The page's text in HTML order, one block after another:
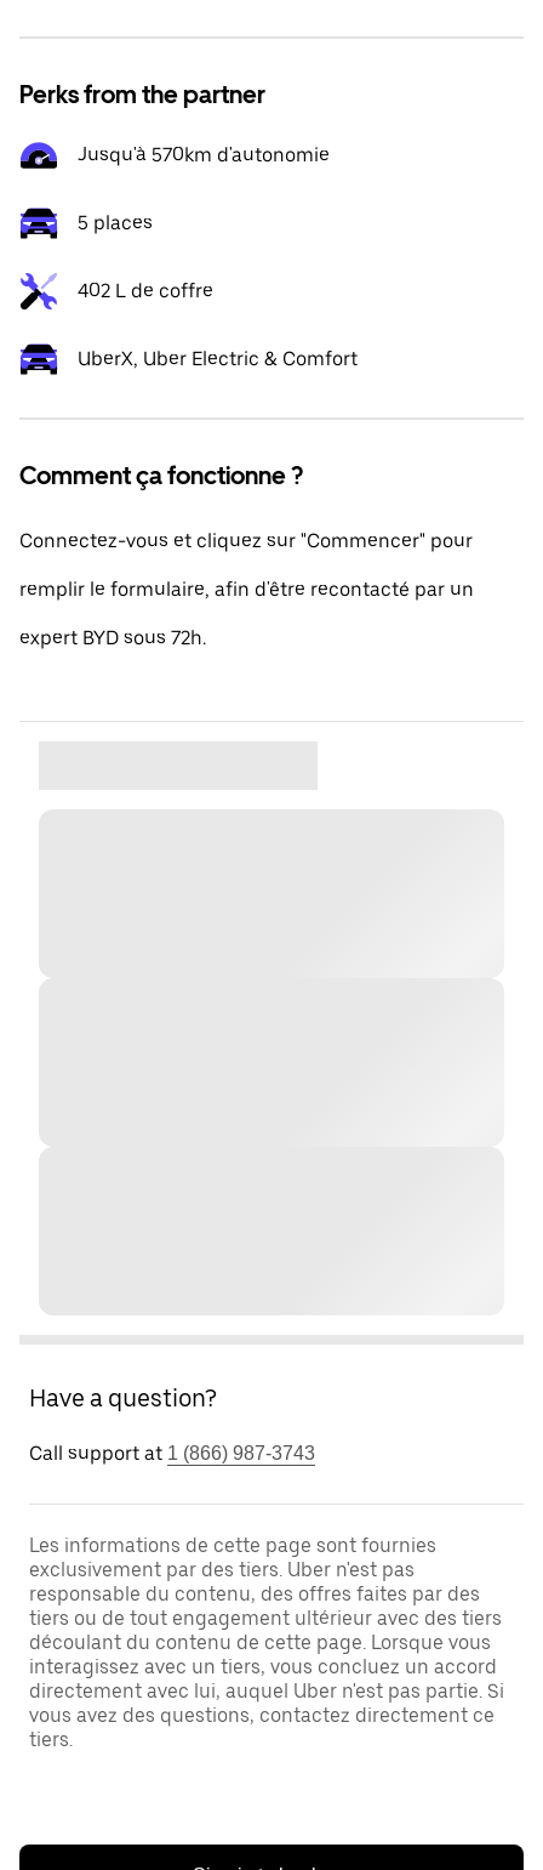
Perks from the partner
Jusqu'à 570km d'autonomie
5 places
402 L de coffre
UberX, Uber Electric & Comfort
Comment ça fonctionne ?
Connectez-vous et cliquez sur "Commencer" pour
remplir le formulaire, afin d'être recontacté par un
expert BYD sous 72h.
Have a question?
Call support at 1 (866) 987-3743
Les informations de cette page sont fournies
exclusivement par des tiers. Uber n'est pas
responsable du contenu, des offres faites par des
tiers ou de tout engagement ultérieur avec des tiers
découlant du contenu de cette page. Lorsque vous
interagissez avec un tiers, vous concluez un accord
directement avec lui, auquel Uber n'est pas partie. Si
vous avez des questions, contactez directement ce
tiers.